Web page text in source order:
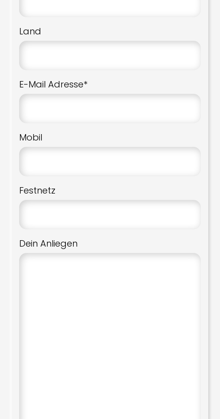
Land
E-Mail Adresse*
Mobil
Festnetz
Dein Anliegen